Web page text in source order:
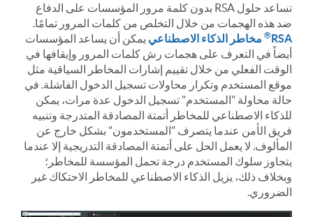
تساعد حلول RSA بدون كلمة مرور المؤسسات على الدفاع
ضد هذه الهجمات من خلال التخلص من كلمات المرور تمامًا.
RSA
® مخاطر الذكاء الاصطناعي يمكن أن يساعد المؤسسات
أيضاً في التعرف على هجمات رش كلمات المرور وإيقافها في
الوقت الفعلي من خلال تقييم إشارات المخاطر السياقية مثل
موقع المستخدم وتكرار محاولات تسجيل الدخول الفاشلة. في
حالة محاولة "المستخدم" تسجيل الدخول عدة مرات، يمكن
للذكاء الاصطناعي للمخاطر أتمتة المصادقة المتدرجة وتنبيه
فريق الأمن عندما يتصرف "المستخدمون" بشكل خارج عن
المألوف. لا يعمل الحل على أتمتة المصادقة التدريجية إلا عندما
يتجاوز سلوك المستخدم درجة تحمل المؤسسة للمخاطر؛
وبخلاف ذلك، يزيل الذكاء الاصطناعي للمخاطر الاحتكاك غير
الضروري.